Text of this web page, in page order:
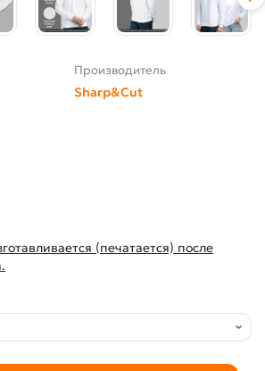
Производитель
Sharp&Cut
(печатается) после